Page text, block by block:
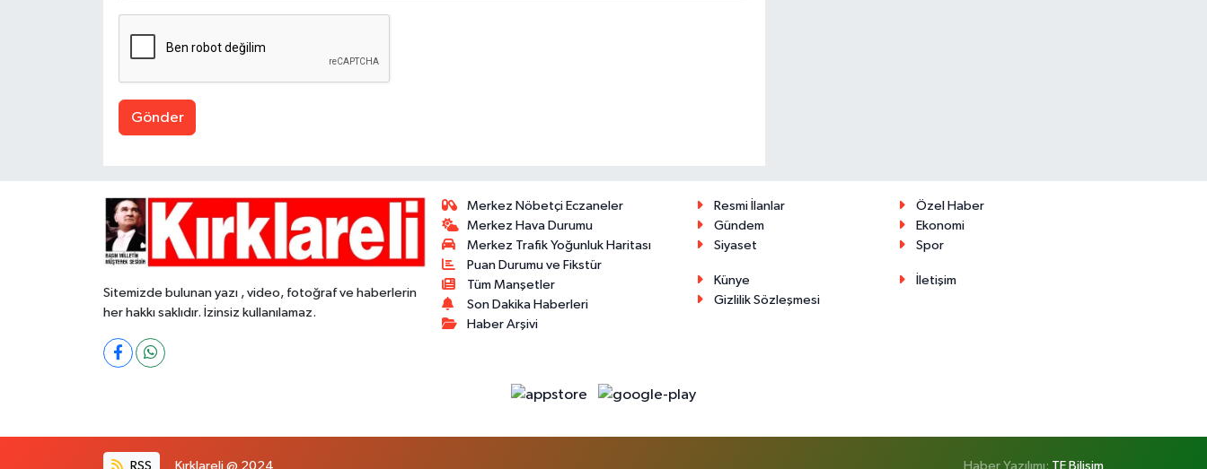
Gönder
Sitemizde bulunan yazı , video, fotoğraf ve haberlerin
her hakkı saklıdır. İzinsiz kullanılamaz.
Merkez Nöbetçi Eczaneler
Merkez Hava Durumu
Merkez Trafik Yoğunluk Haritası
Puan Durumu ve Fikstür
Tüm Manşetler
Son Dakika Haberleri
Haber Arşivi
Resmi İlanlar
Özel Haber
Gündem
Ekonomi
Siyaset
Spor
Künye
İletişim
Gizlilik Sözleşmesi
RSS Kırklareli @ 2024 Haber Yazılımı: TE Bilişim